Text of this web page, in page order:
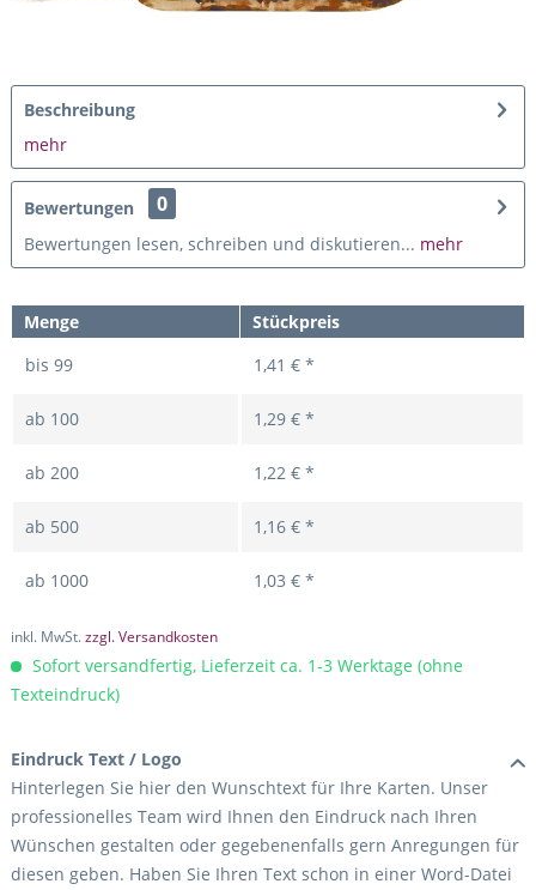
Beschreibung
mehr
Bewertungen 0
Bewertungen lesen, schreiben und diskutieren... mehr
Menge
Stückpreis
bis 99 1,41 € *
ab 100 1,29 € *
ab 200 1,22 € *
ab 500 1,16 € *
ab 1000 1,03 € *
inkl. MwSt.zzgl. Versandkosten
Sofort versandfertig, Lieferzeit ca. 1-3 Werktage (ohne
Texteindruck)
Eindruck Text / Logo
Hinterlegen Sie hier den Wunschtext für Ihre Karten. Unser
professionelles Team wird Ihnen den Eindruck nach Ihren
Wünschen gestalten oder gegebenenfalls gern Anregungen für
diesen geben. Haben Sie Ihren Text schon in einer Word-Datei